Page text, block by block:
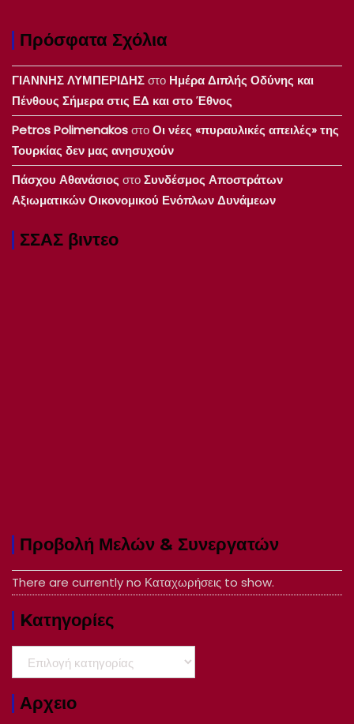
Πρόσφατα Σχόλια
ΓΙΑΝΝΗΣ ΛΥΜΠΕΡΙΔΗΣστο Ημέρα Διπλής Οδύνης και
Πένθους Σήμερα στις ΕΔ και στο Έθνος
Petros PolimenakosστοΟι νέες «πυραυλικές απειλές» της
Τουρκίας δεν μας ανησυχούν
Πάσχου ΑθανάσιοςστοΣυνδέσμος Αποστράτων
Αξιωματικών Οικονομικού Ενόπλων Δυνάμεων
ΣΣΑΣ βιντεο
Προβολή Μελών & Συνεργατών
There are currently no Καταχωρήσεις to show.
Kατηγορίες
Kατηγορίες
Αρχειο